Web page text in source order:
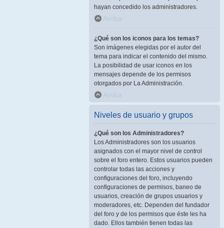
hayan concedido los administradores.
Arriba
¿Qué son los iconos para los temas?
Son imágenes elegidas por el autor del
tema para indicar el contenido del mismo.
La posibilidad de usar iconos en los
mensajes depende de los permisos
otorgados por La Administración.
Arriba
Niveles de usuario y grupos
¿Qué son los Administradores?
Los Administradores son los usuarios
asignados con el mayor nivel de control
sobre el foro entero. Estos usuarios pueden
controlar todas las acciones y
configuraciones del foro, incluyendo
configuraciones de permisos, baneo de
usuarios, creación de grupos usuarios y
moderadores, etc. Dependen del fundador
del foro y de los permisos que éste les ha
dado. Ellos también tienen todas las